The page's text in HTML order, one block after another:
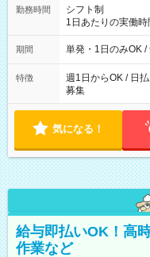
かり【3万円】支
給 ┗昼食代も別途
勤務時間
シフト制
1日あたりの実働
勤】20:00～翌5:00 ・【日勤のみ】【夜勤のみ】もOK♪ ・自分
の都合に合わせて
ライベートの予定
期間 単発・1日のみOK /
特徴
週1日からOK / 日
募集
気になる！
給与即払いOK！高
作業など